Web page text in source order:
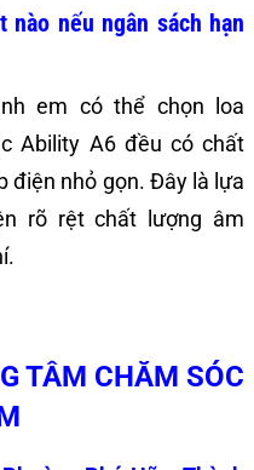
nếu ngân sách hạn
em có thể chọn loa
Ability A6 đều có chất
điện nhỏ gọn. Đây là lựa
rõ rệt chất lượng âm
TÂM CHĂM SÓC